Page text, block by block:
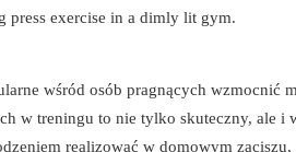
wśród osób pragnących wzmocnić
w treningu to nie tylko skuteczny, ale i
realizować w domowym zaciszu,